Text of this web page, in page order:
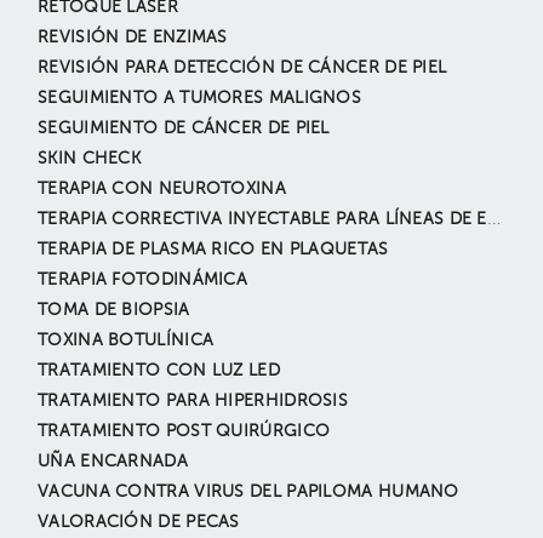
RETOQUE LÁSER
REVISIÓN DE ENZIMAS
REVISIÓN PARA DETECCIÓN DE CÁNCER DE PIEL
SEGUIMIENTO A TUMORES MALIGNOS
SEGUIMIENTO DE CÁNCER DE PIEL
SKIN CHECK
TERAPIA CON NEUROTOXINA
TERAPIA CORRECTIVA INYECTABLE PARA LÍNEAS DE EXPRESIÓN
TERAPIA DE PLASMA RICO EN PLAQUETAS
TERAPIA FOTODINÁMICA
TOMA DE BIOPSIA
TOXINA BOTULÍNICA
TRATAMIENTO CON LUZ LED
TRATAMIENTO PARA HIPERHIDROSIS
TRATAMIENTO POST QUIRÚRGICO
UÑA ENCARNADA
VACUNA CONTRA VIRUS DEL PAPILOMA HUMANO
VALORACIÓN DE PECAS